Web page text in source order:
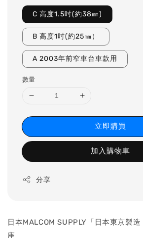
C 高度1.5吋(約38㎜)
B 高度1吋(約25㎜）
A 2003年前窄車台車款用
數量
立即購買
加入購物車
分享
日本MALCOM SUPPLY「日本東京製
座